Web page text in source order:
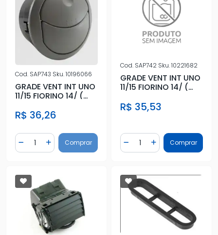
Cod. SAP743 Sku.10196066
GRADE VENT INT UNO
11/15 FIORINO 14/ (
R$ 36,26
Diminuir Quantidade
Quantidade
Adicionar Quantidade
Comprar
Cod. SAP742 Sku.10221682
GRADE VENT INT UNO
11/15 FIORINO 14/ (
R$ 35,53
Diminuir Quantidade
Quantidade
AdicionarComprar